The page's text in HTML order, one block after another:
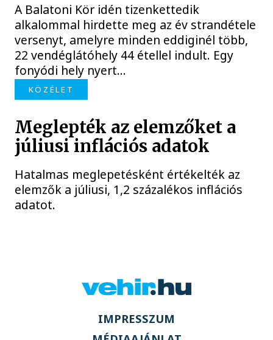
A Balatoni Kör idén tizenkettedik
alkalommal hirdette meg az év strandétele
versenyt, amelyre minden eddiginél több,
22 vendéglátóhely 44 étellel indult. Egy
fonyódi hely nyert...
KÖZÉLET
Meglepték az elemzőket a
júliusi inflációs adatok
Hatalmas meglepetésként értékelték az
elemzők a júliusi, 1,2 százalékos inflációs
adatot.
IMPRESSZUM